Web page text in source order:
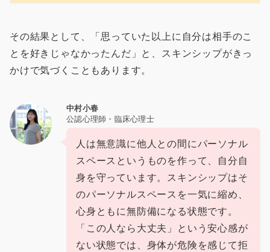
その結果として、「思っていた以上に自分は相手のこ
とを好きじゃなかったんだ」と、スキンシップがきっ
かけで気づくこともあります。
中村小春
公認心理師・臨床心理士
人は無意識に他人との間にパーソナル
スペースというものを作って、自分自
身を守っています。スキンシップはそ
のパーソナルスペースを一気に縮め、
心身ともに無防備になる状態です。
「この人なら大丈夫」という安心感が
ない状態では、身体が危険を感じて拒